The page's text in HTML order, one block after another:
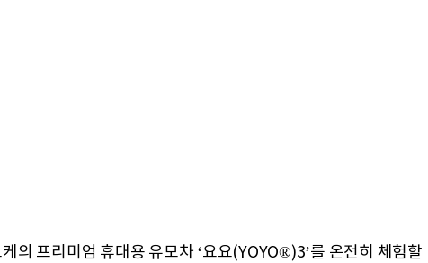
의 프리미엄 휴대용 유모차 ‘요요(YOYO®)3’를 온전히 체험할